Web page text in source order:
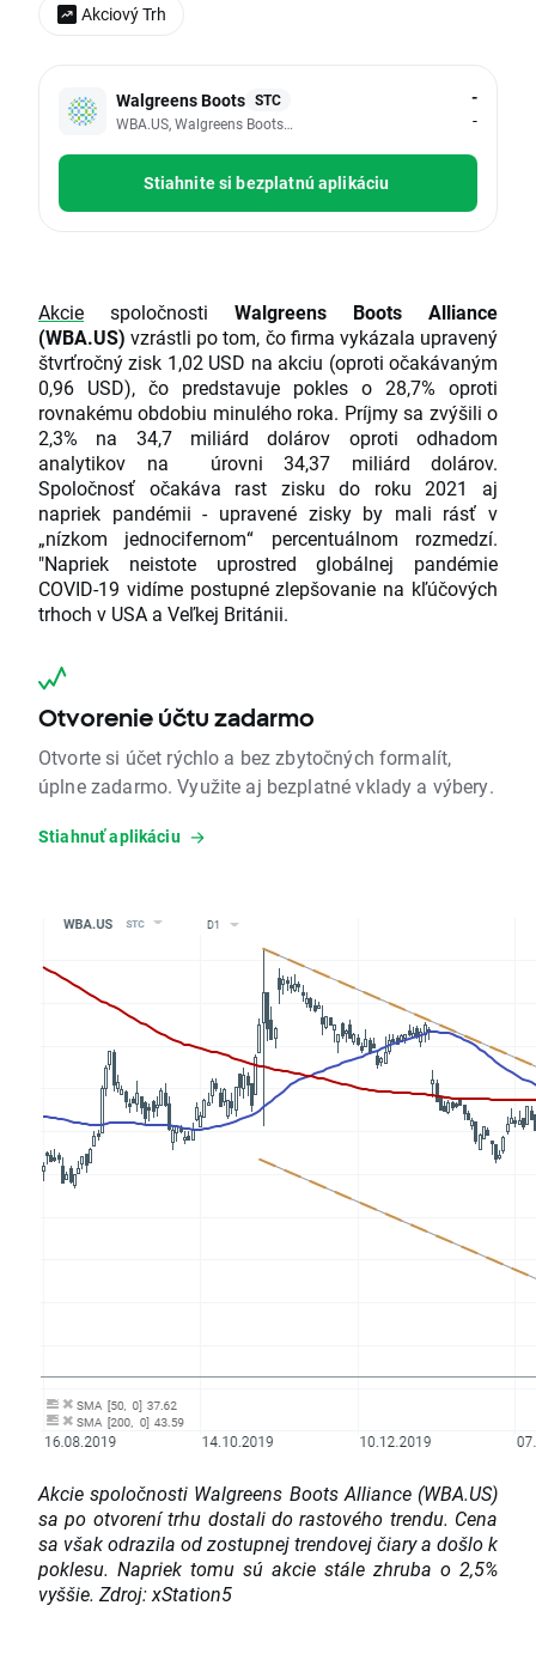
Walgreens Boots STC
WBA.US, Walgreens Boots Alliance Inc
-
-
Stiahnite si bezplatnú aplikáciu
Akcie spoločnosti Walgreens Boots Alliance
(WBA.US) vzrástli po tom, čo firma vykázala upravený
štvrťročný zisk 1,02 USD na akciu (oproti očakávaným
0,96 USD), čo predstavuje pokles o 28,7% oproti
rovnakému obdobiu minulého roka. Príjmy sa zvýšili o
2,3% na 34,7 miliárd dolárov oproti odhadom
analytikov na úrovni 34,37 miliárd dolárov.
Spoločnosť očakáva rast zisku do roku 2021 aj
napriek pandémii - upravené zisky by mali rásť v
„nízkom jednocifernom“ percentuálnom rozmedzí.
"Napriek neistote uprostred globálnej pandémie
COVID-19 vidíme postupné zlepšovanie na kľúčových
trhoch v USA a Veľkej Británii.
Otvorenie účtu zadarmo
Otvorte si účet rýchlo a bez zbytočných formalít,
úplne zadarmo. Využite aj bezplatné vklady a výbery.
Stiahnuť aplikáciu
Akcie spoločnosti Walgreens Boots Alliance (WBA.US)
sa po otvorení trhu dostali do rastového trendu. Cena
sa však odrazila od zostupnej trendovej čiary a došlo k
poklesu. Napriek tomu sú akcie stále zhruba o 2,5%
vyššie. Zdroj: xStation5
Akciový Trh